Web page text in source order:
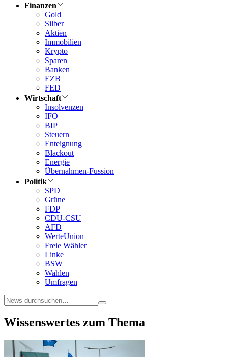
Finanzen
Gold
Silber
Aktien
Immobilien
Krypto
Sparen
Banken
EZB
FED
Wirtschaft
Insolvenzen
IFO
BIP
Steuern
Enteignung
Blackout
Energie
Übernahmen-Fussion
Politik
SPD
Grüne
FDP
CDU-CSU
AFD
WerteUnion
Freie Wähler
Linke
BSW
Wahlen
Umfragen
Wissenswertes zum Thema